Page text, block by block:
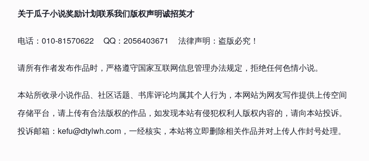
关于瓜子小说奖励计划联系我们版权声明诚招英才
电话：010-81570622 QQ：2056403671 法律声明：盗版必究！
请所有作者发布作品时，严格遵守国家互联网信息管理办法规定，拒绝任何色情小说。
本站所收录小说作品、社区话题、书库评论均属其个人行为，本网站为网友写作提供上传空间
存储平台，请上传有合法版权的作品，如发现本站有侵犯权利人版权内容的，请向本站投诉。
投诉邮箱：kefu@dtylwh.com，一经核实，本站将立即删除相关作品并对上传人作封号处理。